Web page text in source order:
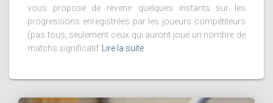
vous propose de revenir quelques instants sur les
progressions enregistrées par les joueurs compétiteurs
(pas tous, seulement ceux qui auront joué un nombre de
matchs significatif
Lire la suite